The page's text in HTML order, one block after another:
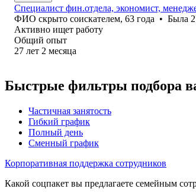
Специалист фин.отдела, экономист,
ФИО скрыто соискателем, 63 года • Была
Активно ищет работу
Общий опыт
27 лет 2 месяца
Быстрые фильтры подбора
Частичная занятость
Гибкий график
Полный день
Сменный график
Корпоративная поддержка сотрудников
Какой соцпакет вы предлагаете семейным